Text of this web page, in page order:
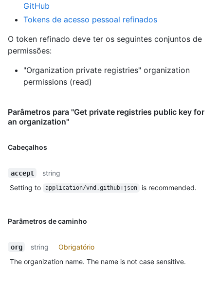
GitHub
Tokens de acesso pessoal refinados
O token refinado deve ter os seguintes conjuntos de
permissões:
"Organization private registries" organization
permissions (read)
Parâmetros para "Get private registries public key for
an organization"
Cabeçalhos
accept
string
Setting to
application/vnd.github+json is recommended.
Parâmetros de caminho
org string
Obrigatório
The organization name. The name is not case sensitive.